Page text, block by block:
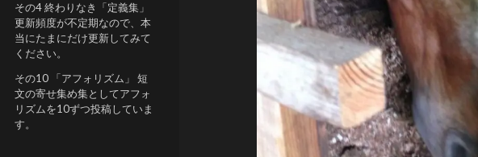
その4 終わりなき「定義集」
更新頻度が不定期なので、本
当にたまにだけ更新してみて
ください。
その10 「アフォリズム」 短
文の寄せ集め集としてアフォ
リズムを10ずつ投稿していま
す。